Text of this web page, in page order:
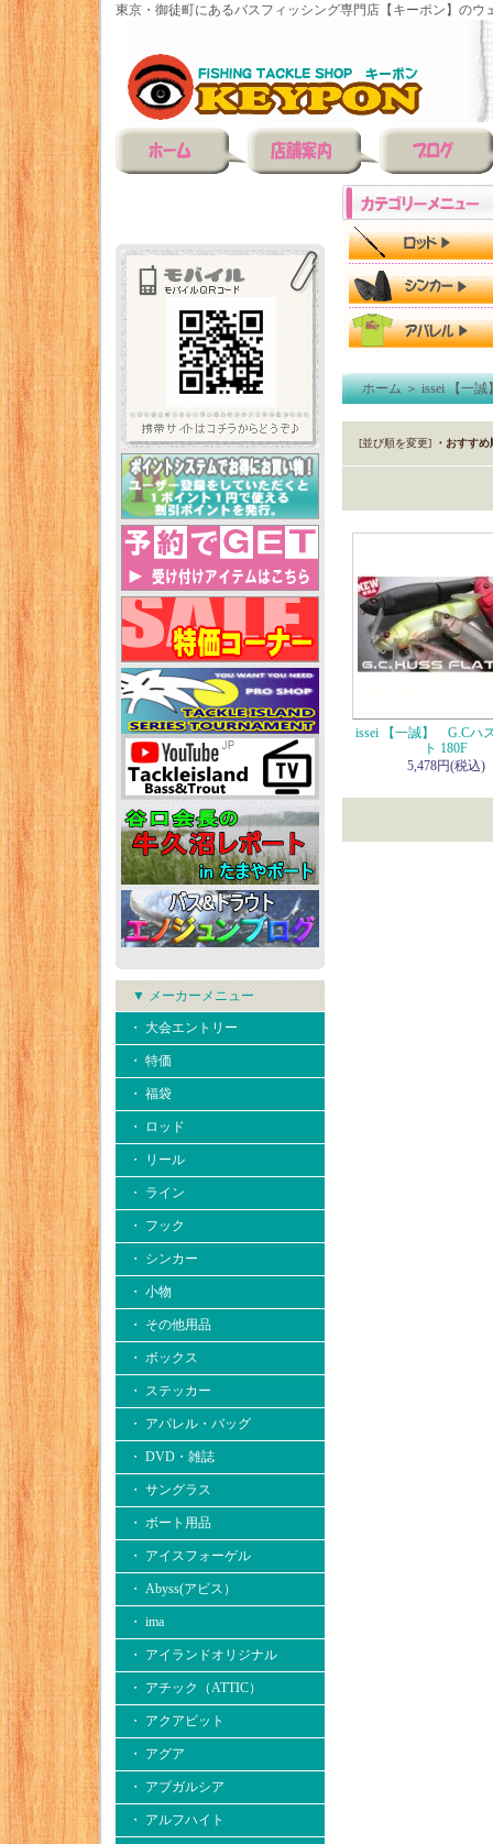
東京・御徒町にあるバスフィッシング専門店【キーポン】のウ
▼ メーカーメニュー
・ 大会エントリー
・ 特価
・ 福袋
・ ロッド
・ リール
・ ライン
・ フック
・ シンカー
・ 小物
・ その他用品
・ ボックス
・ ステッカー
・ アパレル・バッグ
・ DVD・雑誌
・ サングラス
・ ボート用品
・ アイスフォーゲル
・ Abyss(アビス）
・ ima
・ アイランドオリジナル
・ アチック（ATTIC）
・ アクアビット
・ アグア
・ アブガルシア
・ アルフハイト
ホーム＞issei 【一誠
[並び順を変更] ・おすすめ
issei 【一誠】 G.Cハ
ト 180F
5,478円(税込)